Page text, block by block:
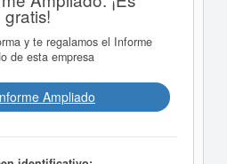
gratis!
y te regalamos el Informe
de esta empresa
Ampliado